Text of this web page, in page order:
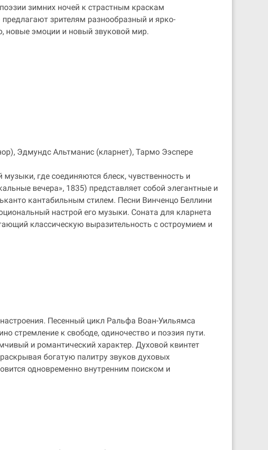
зимних ночей к страстным краскам
зрителям разнообразный и ярко-
новые эмоции и новый звуковой мир.
Эдмундс Альтманис (кларнет), Тармо Ээспере
где соединяются блеск, чувственность и
вечера», 1835) представляет собой элегантные и
кантабильным стилем. Песни Винченцо Беллини
настрой его музыки. Соната для кларнета
классическую выразительность с остроумием и
Песенный цикл Ральфа Воан-Уильямса
стремление к свободе, одиночество и поэзия пути.
и романтический характер. Духовой квинтет
богатую палитру звуков духовых
одновременно внутренним поиском и